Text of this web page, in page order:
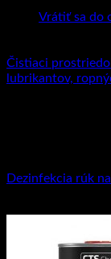
Vrátiť sa do
Čistiaci
lubrikantov,
Dezinfekcia rúk